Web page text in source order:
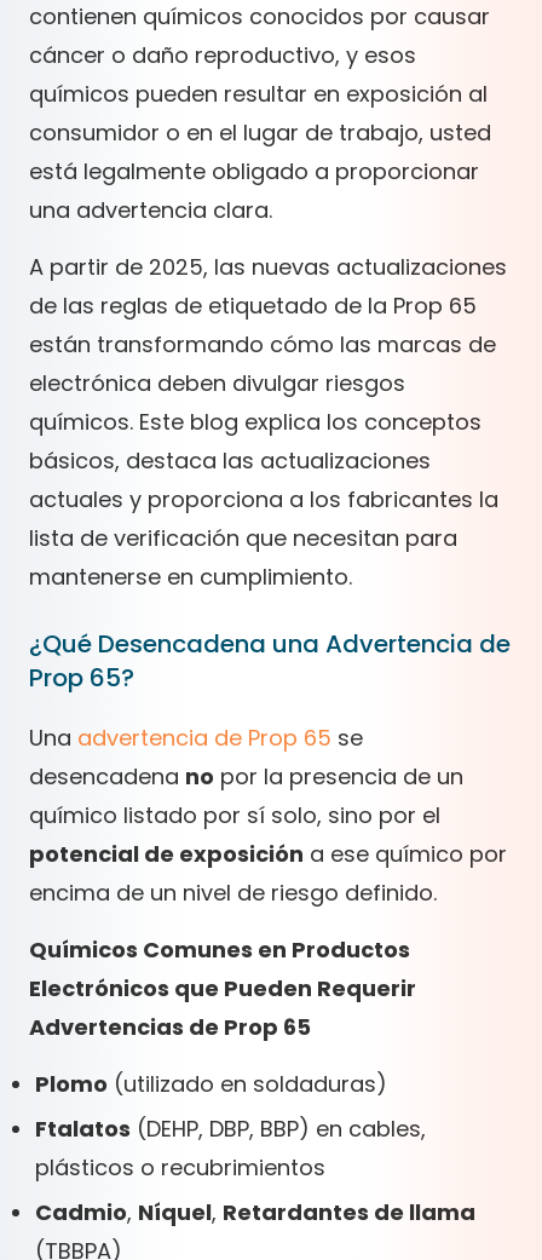
contienen químicos conocidos por causar
cáncer o daño reproductivo, y esos
químicos pueden resultar en exposición al
consumidor o en el lugar de trabajo, usted
está legalmente obligado a proporcionar
una advertencia clara.
A partir de 2025, las nuevas actualizaciones
de las reglas de etiquetado de la Prop 65
están transformando cómo las marcas de
electrónica deben divulgar riesgos
químicos. Este blog explica los conceptos
básicos, destaca las actualizaciones
actuales y proporciona a los fabricantes la
lista de verificación que necesitan para
mantenerse en cumplimiento.
¿Qué Desencadena una Advertencia de
Prop 65?
Una advertencia de Prop 65 se
desencadena no por la presencia de un
químico listado por sí solo, sino por el
potencial de exposición a ese químico por
encima de un nivel de riesgo definido.
Químicos Comunes en Productos
Electrónicos que Pueden Requerir
Advertencias de Prop 65
Plomo (utilizado en soldaduras)
Ftalatos (DEHP, DBP, BBP) en cables,
plásticos o recubrimientos
Cadmio, Níquel, Retardantes de llama
(TBBPA)